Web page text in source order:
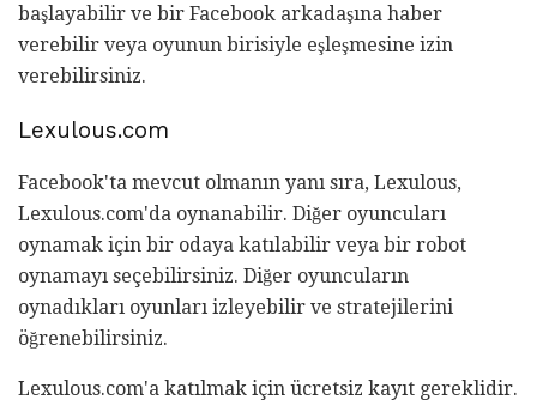
başlayabilir ve bir Facebook arkadaşına haber
verebilir veya oyunun birisiyle eşleşmesine izin
verebilirsiniz.
Lexulous.com
Facebook'ta mevcut olmanın yanı sıra, Lexulous,
Lexulous.com'da oynanabilir. Diğer oyuncuları
oynamak için bir odaya katılabilir veya bir robot
oynamayı seçebilirsiniz. Diğer oyuncuların
oynadıkları oyunları izleyebilir ve stratejilerini
öğrenebilirsiniz.
Lexulous.com'a katılmak için ücretsiz kayıt gereklidir.